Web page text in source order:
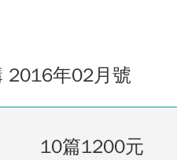
2016年02月號
10篇1200元